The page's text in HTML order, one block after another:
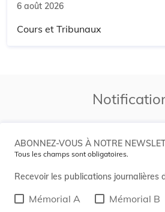
6 août 2026
Cours et Tribunaux
ABONNEZ-VOUS À NOTRE
Tous les champs sont obligatoires.
Recevoir les publications journalières
Mémorial A Mémorial B